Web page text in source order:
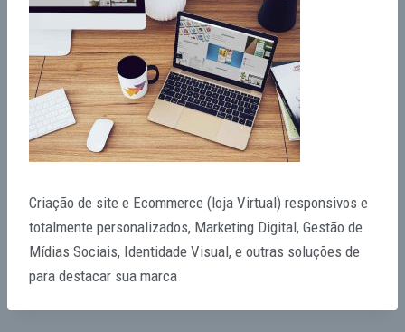
Criação de site e Ecommerce (loja Virtual) responsivos e
totalmente personalizados, Marketing Digital, Gestão de
Mídias Sociais, Identidade Visual, e outras soluções de
para destacar sua marca